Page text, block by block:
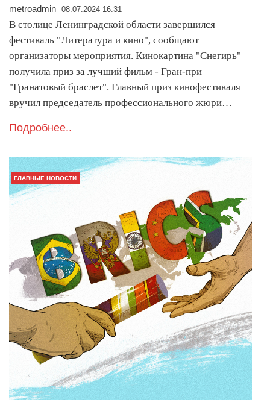
metroadmin 08.07.2024 16:31
В столице Ленинградской области завершился
фестиваль "Литература и кино", сообщают
организаторы мероприятия. Кинокартина "Снегирь"
получила приз за лучший фильм - Гран-при
"Гранатовый браслет". Главный приз кинофестиваля
вручил председатель профессионального жюри…
Подробнее..
ГЛАВНЫЕ НОВОСТИ